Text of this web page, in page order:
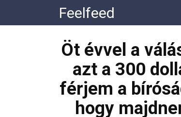
контенту
Feelfeed
Öt évvel a
azt a 300
férjem a
hogy